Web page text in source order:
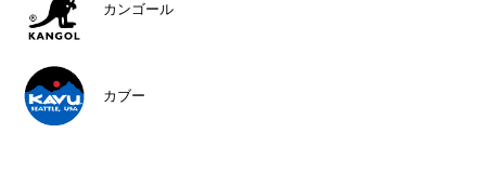
カンゴール
カブー